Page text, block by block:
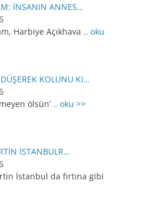
İNSANIN ANNES…
Harbiye Açıkhava .. oku
KOLUNU KI…
ölsün’ .. oku >>
İSTANBULR…
İstanbul da fırtına gibi